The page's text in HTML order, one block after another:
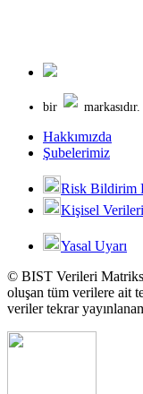
bir markasıdır.
Hakkımızda
Şubelerimiz
Risk Bildirim
Kişisel
Yasal Uyarı
© BIST Verileri Matriks
oluşan tüm verilere ait
veriler tekrar